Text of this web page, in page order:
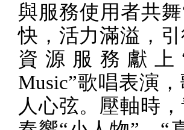
與服務使用者共
快，活力滿溢，
資源服務獻
Music”歌唱表演
人心弦。壓軸時